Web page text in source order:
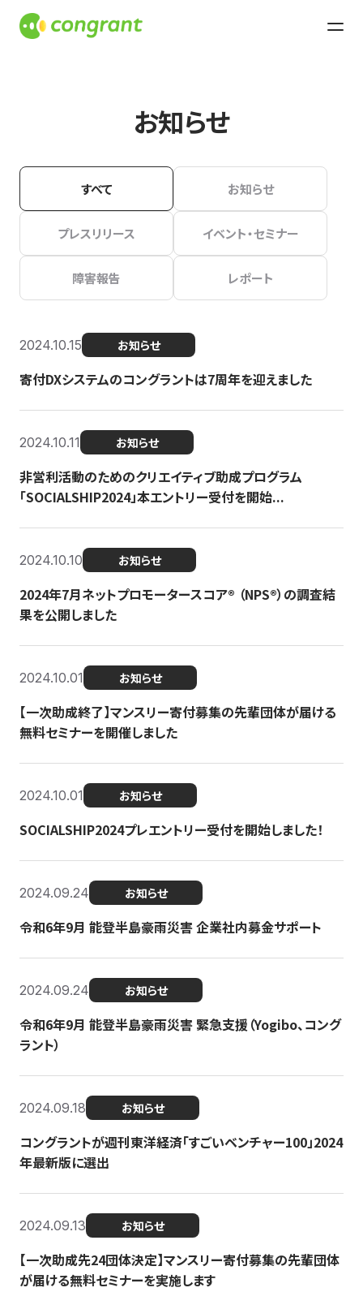
お知らせ
すべて お知らせ
プレスリリース イベント・セミナー
障害報告 レポート
2024.10.15 お知らせ
寄付DXシステムのコングラントは7周年を迎えました
2024.10.11 お知らせ
非営利活動のためのクリエイティブ助成プログラム
「SOCIALSHIP2024」本エントリー受付を開始...
2024.10.10 お知らせ
2024年7月ネットプロモータースコア®︎ （NPS®︎）の調査結
果を公開しました
2024.10.01 お知らせ
【一次助成終了】マンスリー寄付募集の先輩団体が届ける
無料セミナーを開催しました
2024.10.01 お知らせ
SOCIALSHIP2024プレエントリー受付を開始しました！
2024.09.24 お知らせ
令和6年9月 能登半島豪雨災害 企業社内募金サポート
2024.09.24 お知らせ
令和6年9月 能登半島豪雨災害 緊急支援（Yogibo、コング
ラント）
2024.09.18 お知らせ
コングラントが週刊東洋経済「すごいベンチャー100」2024
年最新版に選出
2024.09.13 お知らせ
【一次助成先24団体決定】マンスリー寄付募集の先輩団体
が届ける無料セミナーを実施します